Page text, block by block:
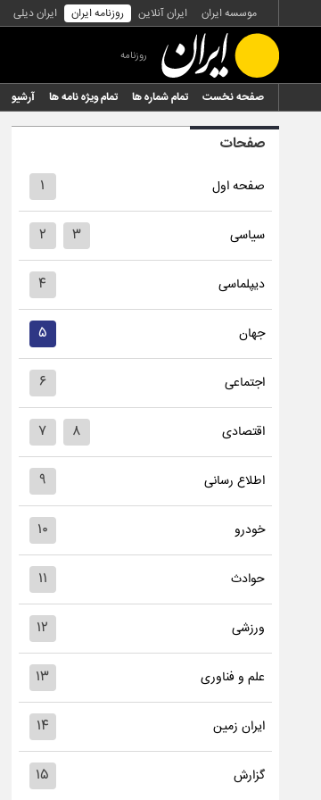
موسسه ایران ایران آنلاین روزنامه ایران ایران دیلی
روزنامه
صفحه نخست تمام شماره ها تمام ویژه نامه ها آرشیو
صفحات
صفحه اول ۱
سیاسی ۲ ۳
دیپلماسی ۴
جهان ۵
اجتماعی ۶
اقتصادی ۷ ۸
اطلاع رسانی ۹
خودرو ۱۰
حوادث ۱۱
ورزشی ۱۲
علم و فناوری ۱۳
ایران زمین ۱۴
گزارش ۱۵